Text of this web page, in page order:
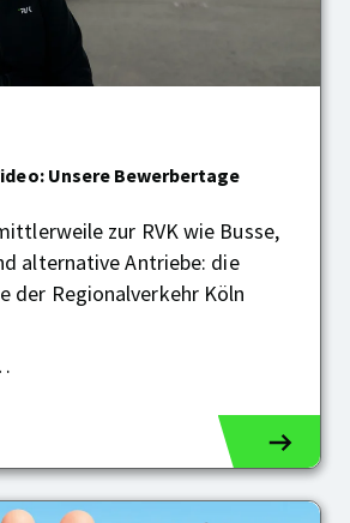
Unsere Bewerbertage
zur RVK wie Busse,
alternative Antriebe: die
der Regionalverkehr Köln
im
Unsere
Bewerbertage